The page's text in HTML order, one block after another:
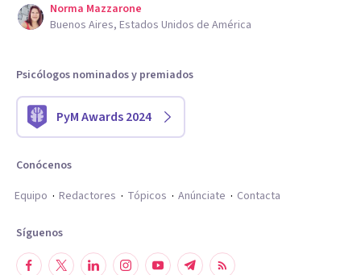
Norma Mazzarone
Buenos Aires, Estados Unidos de América
Psicólogos nominados y premiados
PyM Awards 2024
Conócenos
Equipo
Redactores Tópicos Anúnciate Contacta
Síguenos